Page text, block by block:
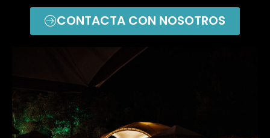
CONTACTA CON NOSOTROS